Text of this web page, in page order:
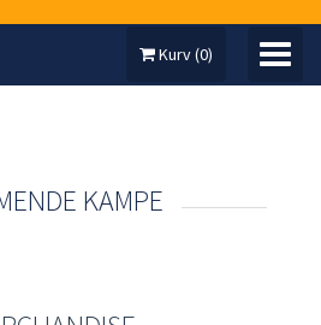
Kurv(0)
KONTOKAMPE